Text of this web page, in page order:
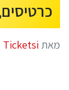
מאת Ticketsi